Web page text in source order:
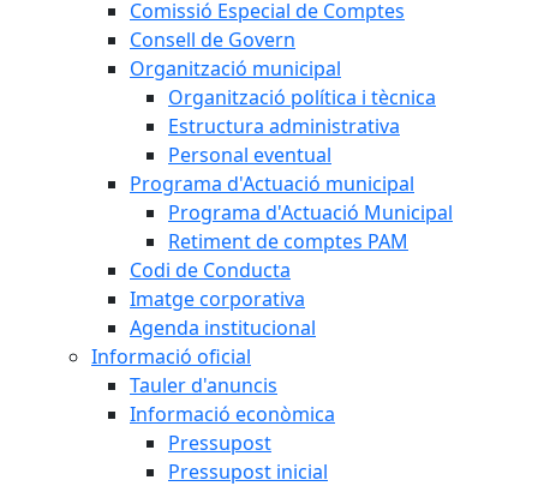
Comissió Especial de Comptes
Consell de Govern
Organització municipal
Organització política i tècnica
Estructura administrativa
Personal eventual
Programa d'Actuació municipal
Programa d'Actuació Municipal
Retiment de comptes PAM
Codi de Conducta
Imatge corporativa
Agenda institucional
Informació oficial
Tauler d'anuncis
Informació econòmica
Pressupost
Pressupost inicial